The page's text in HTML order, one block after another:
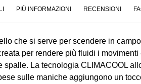
PIÙ INFORMAZIONI RECENSIONI
che si serve per scendere in
per rendere più fluidi i
La tecnologia CLIMACOOL
sulle maniche aggiungono un